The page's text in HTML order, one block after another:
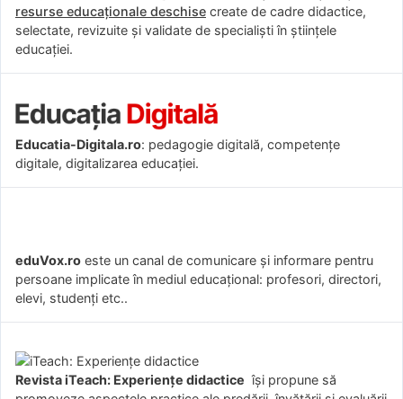
resurse educaționale deschise create de cadre didactice,
selectate, revizuite și validate de specialiști în științele
educației.
Educatia-Digitala.ro: pedagogie digitală, competențe
digitale, digitalizarea educației.
eduVox.ro este un canal de comunicare și informare pentru
persoane implicate în mediul educațional: profesori, directori,
elevi, studenți etc..
Revista iTeach: Experienţe didactice îşi propune să